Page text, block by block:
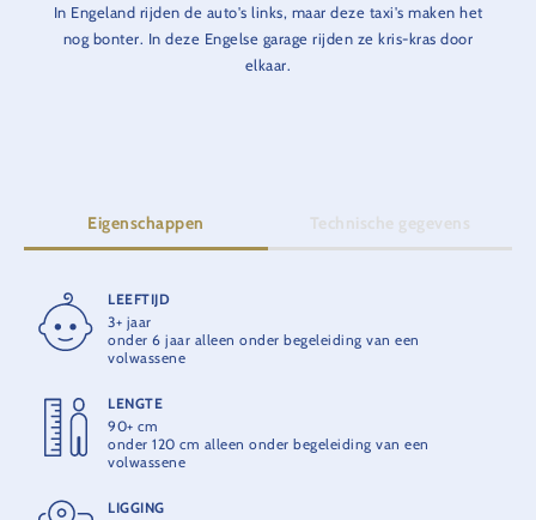
In Engeland rijden de auto's links, maar deze taxi's maken het
nog bonter. In deze Engelse garage rijden ze kris-kras door
elkaar.
Eigenschappen Technische gegevens
LEEFTIJD
3+ jaar
onder 6 jaar alleen onder begeleiding van een
volwassene
LENGTE
90+ cm
onder 120 cm alleen onder begeleiding van een
volwassene
LIGGING
RITDUUR
2 min.
2008
Zamperla